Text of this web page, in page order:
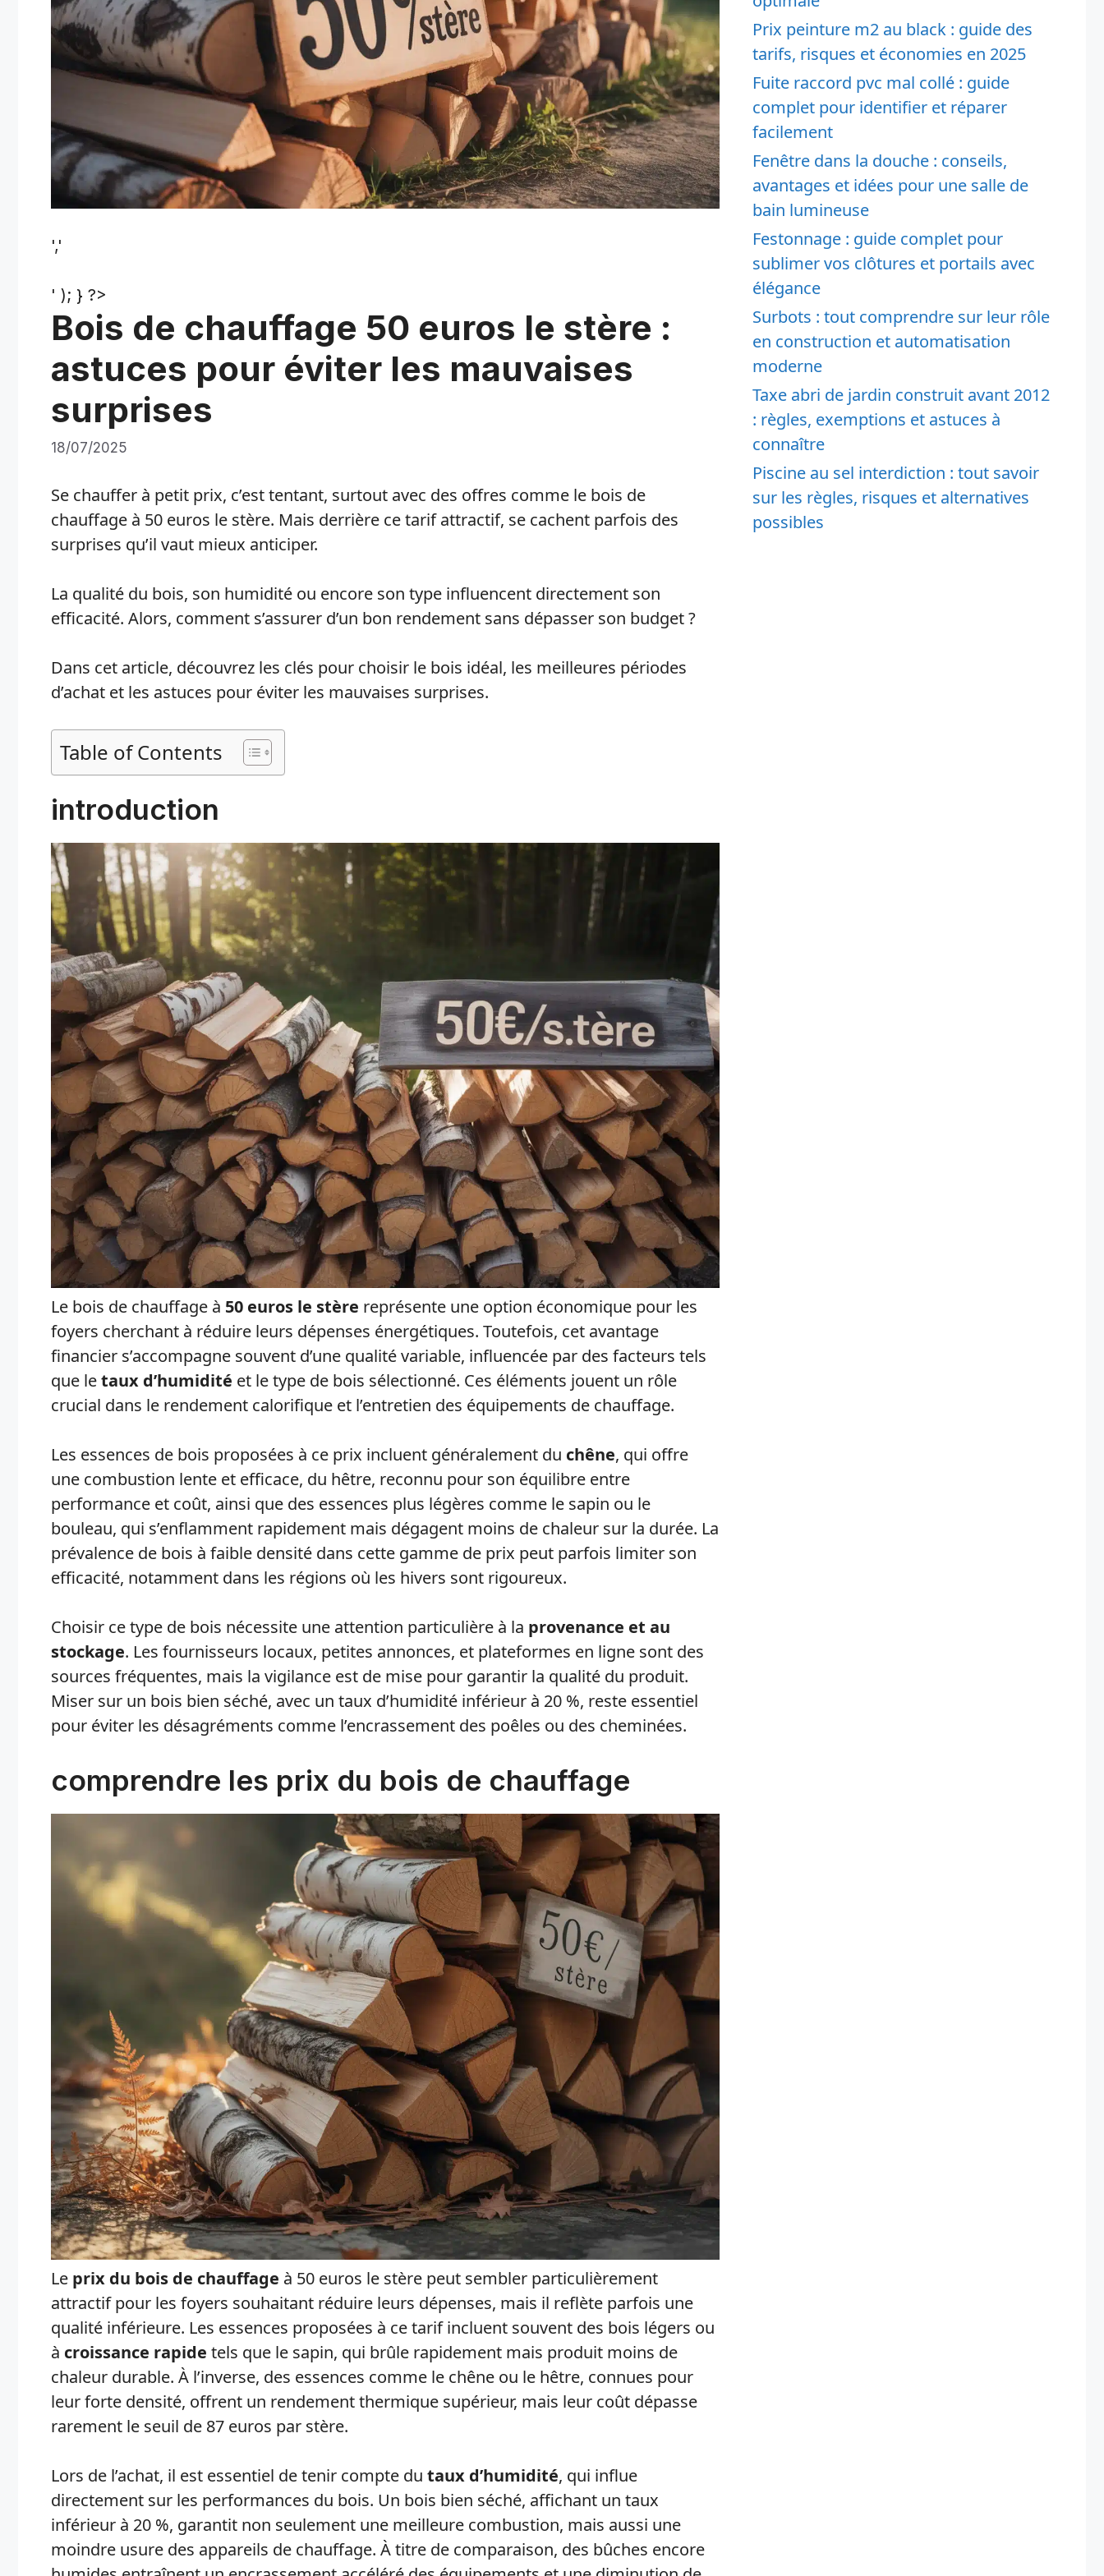
','
' ); } ?>
Bois de chauffage 50 euros le stère :
astuces pour éviter les mauvaises
surprises
18/07/2025
Se chauffer à petit prix, c’est tentant, surtout avec des offres comme le bois de
chauffage à 50 euros le stère. Mais derrière ce tarif attractif, se cachent parfois des
surprises qu’il vaut mieux anticiper.
La qualité du bois, son humidité ou encore son type influencent directement son
efficacité. Alors, comment s’assurer d’un bon rendement sans dépasser son budget ?
Dans cet article, découvrez les clés pour choisir le bois idéal, les meilleures périodes
d’achat et les astuces pour éviter les mauvaises surprises.
Table of Contents
introduction
Le bois de chauffage à 50 euros le stère représente une option économique pour les
foyers cherchant à réduire leurs dépenses énergétiques. Toutefois, cet avantage
financier s’accompagne souvent d’une qualité variable, influencée par des facteurs tels
que letaux d’humidité et le type de bois sélectionné. Ces éléments jouent un rôle
crucial dans le rendement calorifique et l’entretien des équipements de chauffage.
Les essences de bois proposées à ce prix incluent généralement du chêne, qui offre
une combustion lente et efficace, du hêtre, reconnu pour son équilibre entre
performance et coût, ainsi que des essences plus légères comme le sapin ou le
bouleau, qui s’enflamment rapidement mais dégagent moins de chaleur sur la durée. La
prévalence de bois à faible densité dans cette gamme de prix peut parfois limiter son
efficacité, notamment dans les régions où les hivers sont rigoureux.
Choisir ce type de bois nécessite une attention particulière à la provenance et au
stockage. Les fournisseurs locaux, petites annonces, et plateformes en ligne sont des
sources fréquentes, mais la vigilance est de mise pour garantir la qualité du produit.
Miser sur un bois bien séché, avec un taux d’humidité inférieur à 20 %, reste essentiel
pour éviter les désagréments comme l’encrassement des poêles ou des cheminées.
comprendre les prix du bois de chauffage
Le prix du bois de chauffage à 50 euros le stère peut sembler particulièrement
attractif pour les foyers souhaitant réduire leurs dépenses, mais il reflète parfois une
qualité inférieure. Les essences proposées à ce tarif incluent souvent des bois légers ou
à croissance rapide tels que le sapin, qui brûle rapidement mais produit moins de
chaleur durable. À l’inverse, des essences comme le chêne ou le hêtre, connues pour
leur forte densité, offrent un rendement thermique supérieur, mais leur coût dépasse
rarement le seuil de 87 euros par stère.
Lors de l’achat, il est essentiel de tenir compte du taux d’humidité, qui influe
directement sur les performances du bois. Un bois bien séché, affichant un taux
inférieur à 20 %, garantit non seulement une meilleure combustion, mais aussi une
moindre usure des appareils de chauffage. À titre de comparaison, des bûches encore
Prix peinture m2 au black : guide des
tarifs, risques et économies en 2025
Fuite raccord pvc mal collé : guide
complet pour identifier et réparer
facilement
Fenêtre dans la douche : conseils,
avantages et idées pour une salle de
bain lumineuse
Festonnage : guide complet pour
sublimer vos clôtures et portails avec
élégance
Surbots : tout comprendre sur leur rôle
en construction et automatisation
moderne
Taxe abri de jardin construit avant 2012
: règles, exemptions et astuces à
connaître
Piscine au sel interdiction : tout savoir
sur les règles, risques et alternatives
possibles